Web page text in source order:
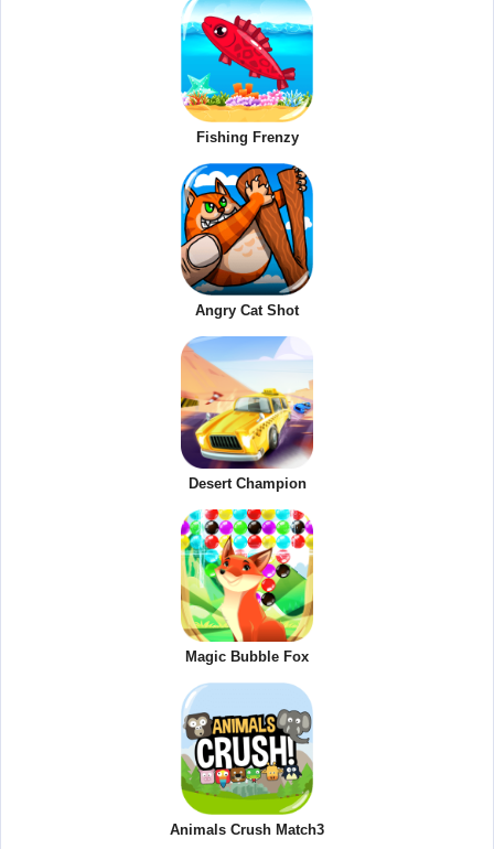
Fishing Frenzy
Angry Cat Shot
Desert Champion
Magic Bubble Fox
Animals Crush Match3